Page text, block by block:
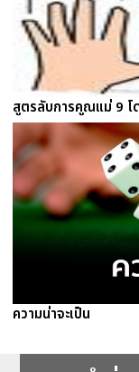
สูตรลับการคูณแม่ 9 โ
ความน่าจะเป็น